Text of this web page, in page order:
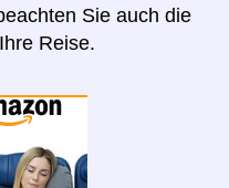
Sie auch die
Reise.